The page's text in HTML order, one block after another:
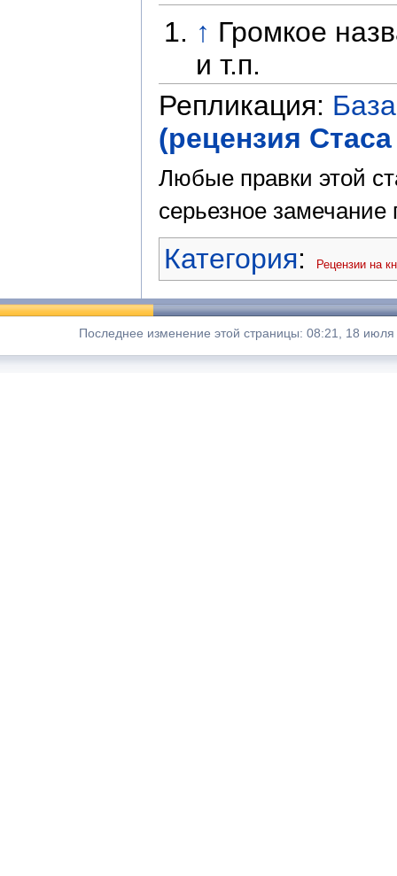
↑ Громкое
и т.п.
Репликация:
(рецензия
Любые правки этой
серьезное замечание
Категория: Рецензии на
Последнее изменение этой страницы: 08:21, 18